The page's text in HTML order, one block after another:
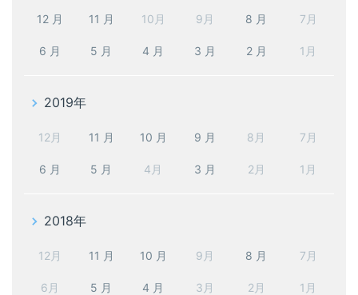
12 月 11 月 10月 9月 8 月 7月
6 月 5 月 4 月 3 月 2 月 1月
2019年
12月 11 月 10 月 9 月 8月 7月
6 月 5 月 4月 3 月 2月 1月
2018年
12月 11 月 10 月 9月 8 月 7月
6月 5 月 4 月 3月 2月 1月